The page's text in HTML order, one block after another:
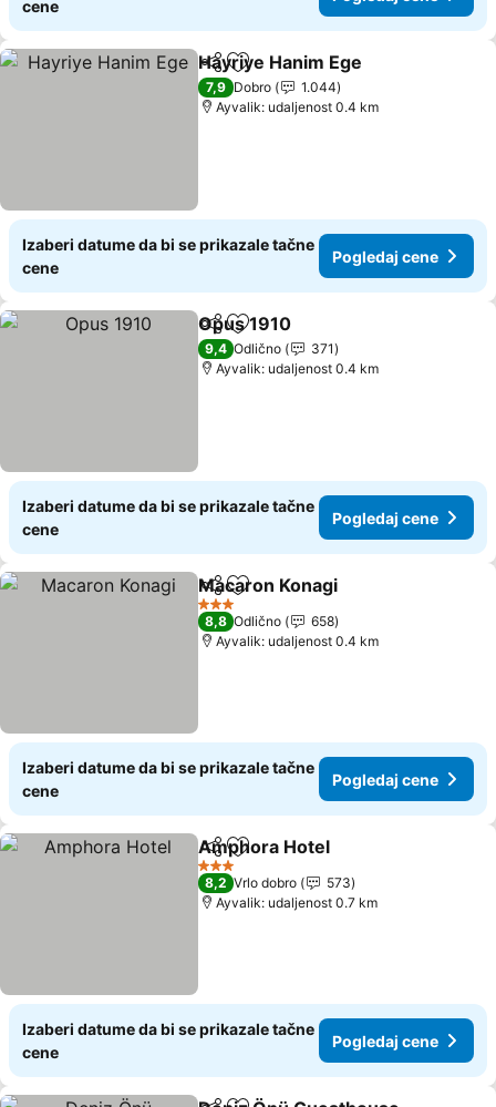
cene
Deli Dodati u favorite
Hayriye Hanim Ege
7,9 Dobro
1.044
Ayvalik: udaljenost 0.4 km
Izaberi datume da bi se prikazale tačne
cene
Pogledaj cene
Deli Dodati u favorite
Opus 1910
9,4 Odlično
371
Ayvalik: udaljenost 0.4 km
Izaberi datume da bi se prikazale tačne
cene
Pogledaj cene
Deli Dodati u favorite
Macaron Konagi
3 Zvezdice
8,8 Odlično
658
Ayvalik: udaljenost 0.4 km
Izaberi datume da bi se prikazale tačne
cene
Pogledaj cene
Deli Dodati u favorite
Amphora Hotel
3 Zvezdice
8,2 Vrlo dobro
573
Ayvalik: udaljenost 0.7 km
Izaberi datume da bi se prikazale tačne
cene
Pogledaj cene